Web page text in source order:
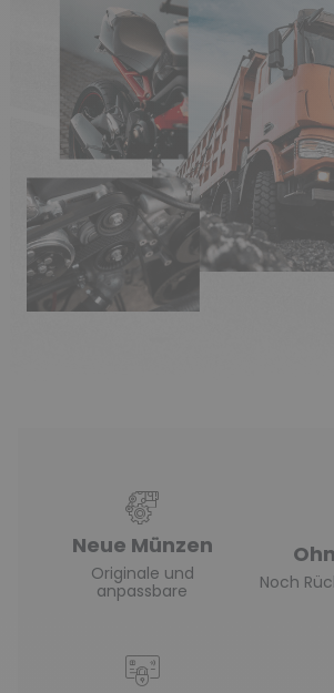
Neue Münzen
Originale und
anpassbare
Noch